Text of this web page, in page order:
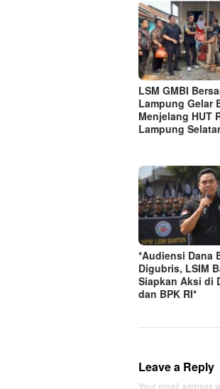
LSM GMBI
Lampung Gelar
Menjelang HUT
Lampung
*Audiensi Dana
Digubris, LSIM
Siapkan Aksi di
dan BPK RI*
Leave a Reply
Your email address